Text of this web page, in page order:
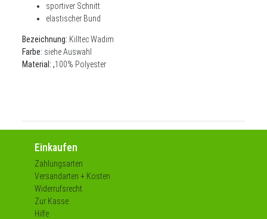
sportiver Schnitt
elastischer Bund
Bezeichnung: Killtec Wadim
Farbe: siehe Auswahl
Material: ,100% Polyester
Einkaufen
Zahlungsarten
Versandarten + Kosten
Widerrufsrecht
Zur Kasse
Hilfe